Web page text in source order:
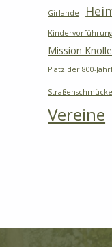
Girlande
Mission Knolle
Platz der 800-
Vereine